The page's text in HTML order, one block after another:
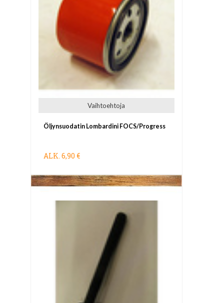
Vaihtoehtoja
Öljynsuodatin Lombardini FOCS/Progress
ALK. 6,90 €